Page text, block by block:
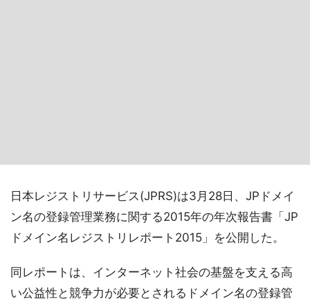
日本レジストリサービス(JPRS)は3月28日、JPドメイ
ン名の登録管理業務に関する2015年の年次報告書「JP
ドメイン名レジストリレポート2015」を公開した。
同レポートは、インターネット社会の基盤を支える高
い公益性と競争力が必要とされるドメイン名の登録管